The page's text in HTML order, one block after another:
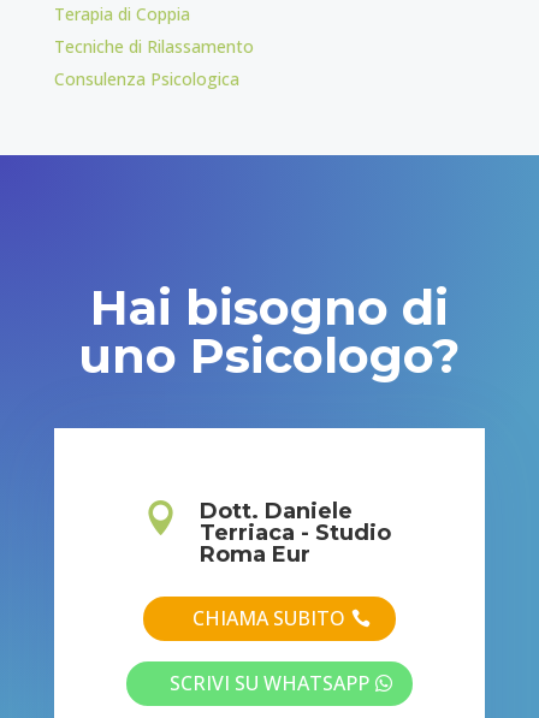
Terapia di Coppia
Tecniche di Rilassamento
Consulenza Psicologica
Hai bisogno di
uno Psicologo?

Dott. Daniele
Terriaca - Studio
Roma Eur
CHIAMA SUBITO
SCRIVI SU WHATSAPP